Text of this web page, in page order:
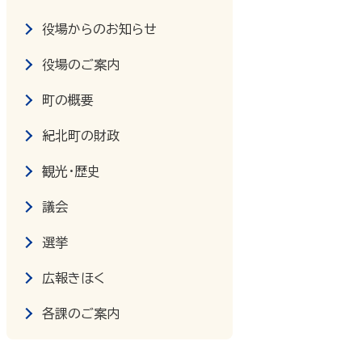
役場からのお知らせ
役場のご案内
町の概要
紀北町の財政
観光・歴史
議会
選挙
広報きほく
各課のご案内